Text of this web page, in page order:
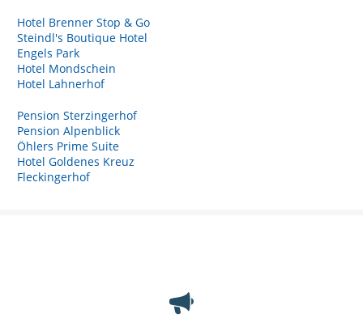
Hotel Brenner Stop & Go
Steindl's Boutique Hotel
Engels Park
Hotel Mondschein
Hotel Lahnerhof
Pension Sterzingerhof
Pension Alpenblick
Öhlers Prime Suite
Hotel Goldenes Kreuz
Fleckingerhof